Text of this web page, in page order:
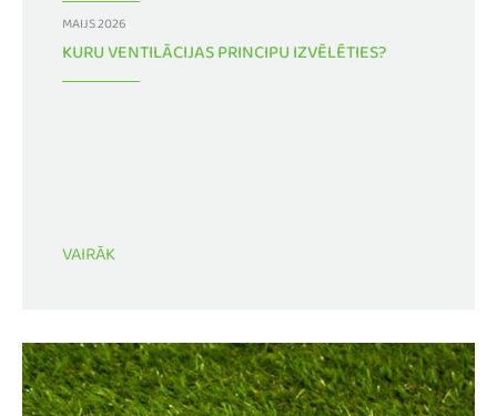
MAIJS 2026
KURU VENTILĀCIJAS PRINCIPU IZVĒLĒTIES?
VAIRĀK